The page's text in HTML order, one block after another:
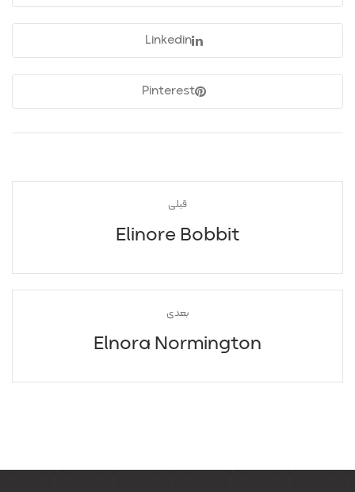
Linkedin
Pinterest
قبلی
Elinore Bobbit
بعدی
Elnora Normington